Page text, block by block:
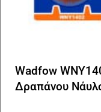
Wadfow
Δραπάνου